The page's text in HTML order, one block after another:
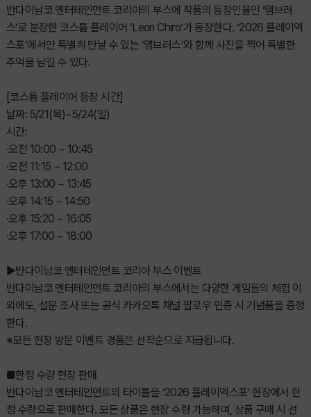
반다이남코 엔터테인먼트 코리아의 부스에 작품의 등장인물인 ‘앰브러
스’로 분장한 코스튬 플레이어 ‘Leon Chiro‘가 등장한다. ‘2026 플레이엑
스포’에서만 특별히 만날 수 있는 ‘앰브러스’와 함께 사진을 찍어 특별한
추억을 남길 수 있다.
[코스튬 플레이어 등장 시간]
날짜: 5/21(목)~5/24(일)
시간:
·오전 10:00 ~ 10:45
·오전 11:15 ~ 12:00
·오후 13:00 ~ 13:45
·오후 14:15 ~ 14:50
·오후 15:20 ~ 16:05
·오후 17:00 ~ 18:00
▶반다이남코 엔터테인먼트 코리아 부스 이벤트
반다이남코 엔터테인먼트 코리아의 부스에서는 다양한 게임들의 체험 이
외에도, 설문 조사 또는 공식 카카오톡 채널 팔로우 인증 시 기념품을 증정
한다.
※모든 현장 방문 이벤트 경품은 선착순으로 지급됩니다.
■한정 수량 현장 판매
반다이남코 엔터테인먼트의 타이틀을 ‘2026 플레이엑스포’ 현장에서 한
정 수량으로 판매한다. 모든 상품은 현장 수령 가능하며, 상품 구매 시 선